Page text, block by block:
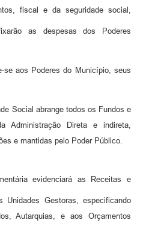
fiscal e da seguridade social,
as despesas dos Poderes
se aos Poderes do Município, seus
Social abrange todos os Fundos e
Administração Direta e indireta,
e mantidas pelo Poder Público.
evidenciará as Receitas e
Unidades Gestoras, especificando
Autarquias, e aos Orçamentos